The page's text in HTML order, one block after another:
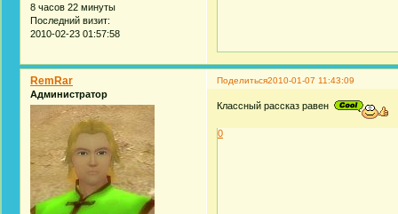
8 часов 22 минуты
Последний визит:
2010-02-23 01:57:58
Поделиться2010-01-07 11:43:09
RemRar
Администратор
Классный рассказ равен
0